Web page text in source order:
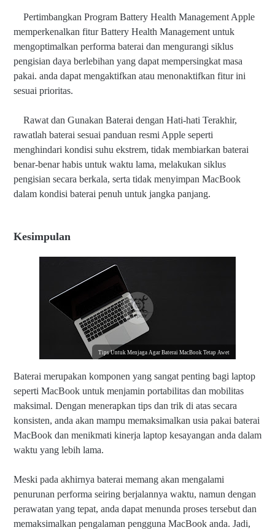
Pertimbangkan Program Battery Health Management Apple
memperkenalkan fitur Battery Health Management untuk
mengoptimalkan performa baterai dan mengurangi siklus
pengisian daya berlebihan yang dapat mempersingkat masa
pakai. anda dapat mengaktifkan atau menonaktifkan fitur ini
sesuai prioritas.
Rawat dan Gunakan Baterai dengan Hati-hati Terakhir,
rawatlah baterai sesuai panduan resmi Apple seperti
menghindari kondisi suhu ekstrem, tidak membiarkan baterai
benar-benar habis untuk waktu lama, melakukan siklus
pengisian secara berkala, serta tidak menyimpan MacBook
dalam kondisi baterai penuh untuk jangka panjang.
Kesimpulan
Tips Untuk Menjaga Agar Baterai MacBook Tetap Awet
Baterai merupakan komponen yang sangat penting bagi laptop
seperti MacBook untuk menjamin portabilitas dan mobilitas
maksimal. Dengan menerapkan tips dan trik di atas secara
konsisten, anda akan mampu memaksimalkan usia pakai baterai
MacBook dan menikmati kinerja laptop kesayangan anda dalam
waktu yang lebih lama.
Meski pada akhirnya baterai memang akan mengalami
penurunan performa seiring berjalannya waktu, namun dengan
perawatan yang tepat, anda dapat menunda proses tersebut dan
memaksimalkan pengalaman pengguna MacBook anda. Jadi,